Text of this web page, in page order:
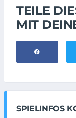
TEILE
MIT
SPIELINFOS